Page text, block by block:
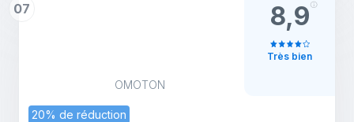
07
OMOTON
20% de réduction
8,9
Très bien